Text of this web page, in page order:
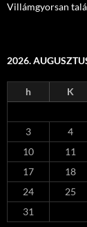
Villámgyorsan
2026.
h K
3
4
10
11
17
18
24
25
31